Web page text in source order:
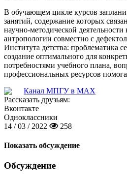
В обучающем цикле курсов
занятий, содержание которых
научно-методической
антропологии совместно с
Института детства: проблематика
создание оптимального для
потребностями учебного плана,
профессиональных ресурсов
Канал МПГУ в MAX
Рассказать друзьям:
Вконтакте
Одноклассники
14 / 03 / 2022
258
Показать обсуждение
Обсуждение